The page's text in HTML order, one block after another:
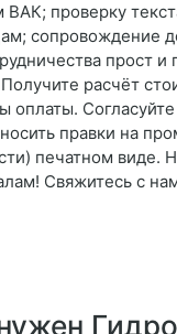
ВАК; проверку
сопровождение
прост
расчёт
оплаты.
правки на
печатном виде.
Свяжитесь с